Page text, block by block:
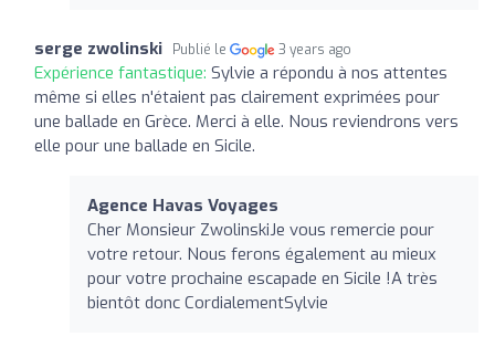
serge zwolinski Publié le 3 years ago
Expérience fantastique: Sylvie a répondu à nos attentes
même si elles n'étaient pas clairement exprimées pour
une ballade en Grèce. Merci à elle. Nous reviendrons vers
elle pour une ballade en Sicile.
Agence Havas Voyages
Cher Monsieur ZwolinskiJe vous remercie pour
votre retour. Nous ferons également au mieux
pour votre prochaine escapade en Sicile !A très
bientôt donc CordialementSylvie